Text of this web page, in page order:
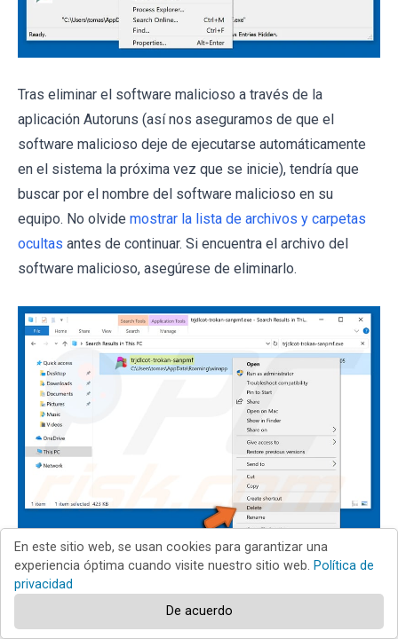
Tras eliminar el software malicioso a través de la
aplicación Autoruns (así nos aseguramos de que el
software malicioso deje de ejecutarse automáticamente
en el sistema la próxima vez que se inicie), tendría que
buscar por el nombre del software malicioso en su
equipo. No olvide mostrar la lista de archivos y carpetas
ocultas antes de continuar. Si encuentra el archivo del
software malicioso, asegúrese de eliminarlo.
Reiniciar su equipo en modo normal Esta guía debería
ayudarle a eliminar cualquier software malicioso de su
En este sitio web, se usan cookies para garantizar una
experiencia óptima cuando visite nuestro sitio web. Política de
privacidad
De acuerdo